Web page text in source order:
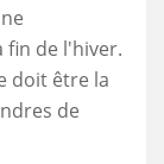
fin de l'hiver.
doit être la
de